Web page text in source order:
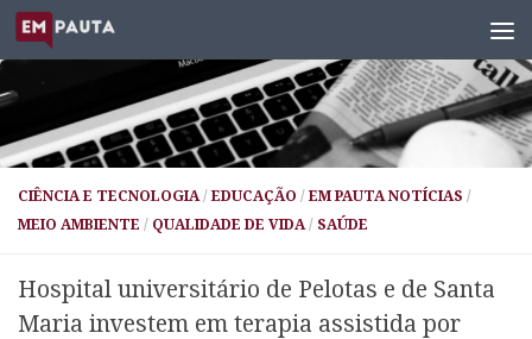
Skip to content
CIÊNCIA E TECNOLOGIA / EDUCAÇÃO / EM PAUTA NOTÍCIAS /
MEIO AMBIENTE / QUALIDADE DE VIDA / SAÚDE
Hospital universitário de Pelotas e de Santa
Maria investem em terapia assistida por